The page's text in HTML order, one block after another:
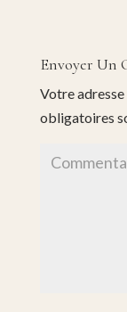
Envoyer Un
Votre adresse
obligatoires